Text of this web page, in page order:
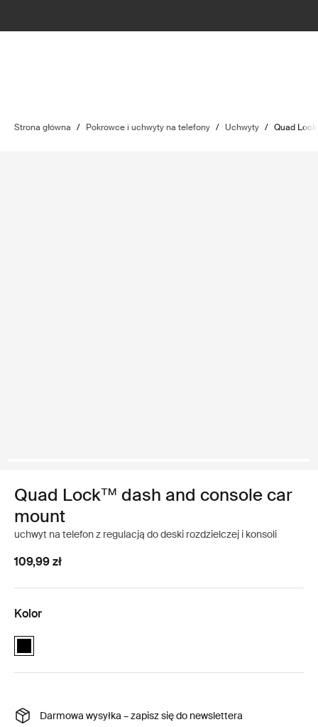
Strona główna / Pokrowce i uchwyty na telefony / Uchwyty / Quad
Quad Lock™ dash and console car
mount
uchwyt na telefon z regulacją do deski rozdzielczej i konsoli
109,99 zł
Kolor
Quad Lock™ dash and console car mount Czarny (selected)
Darmowa wysyłka – zapisz się do newslettera